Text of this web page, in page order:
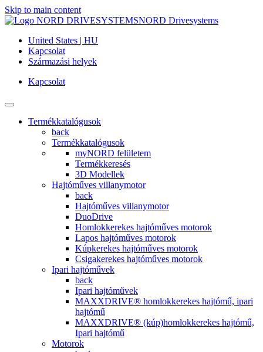
Skip to main content
NORD Drivesystems
United States | HU
Kapcsolat
Származási helyek
Kapcsolat
Termékkatalógusok
back
Termékkatalógusok
myNORD felületem
Termékkeresés
3D Modellek
Hajtóműves villanymotor
back
Hajtóműves villanymotor
DuoDrive
Homlokkerekes hajtóműves motorok
Lapos hajtóműves motorok
Kúpkerekes hajtóműves motorok
Csigakerekes hajtóműves motorok
Ipari hajtóművek
back
Ipari hajtóművek
MAXXDRIVE® homlokkerekes hajtómű, ipari
hajtómű
MAXXDRIVE® (kúp)homlokkerekes hajtómű,
Ipari hajtómű
Motorok